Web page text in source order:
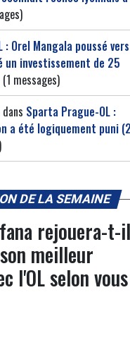
: Orel Mangala poussé vers
investissement de 25
(1 messages)
dans Sparta Prague-OL :
a été logiquement puni
DE LA SEMAINE
rejouera-t-il
meilleur
l'OL selon vous